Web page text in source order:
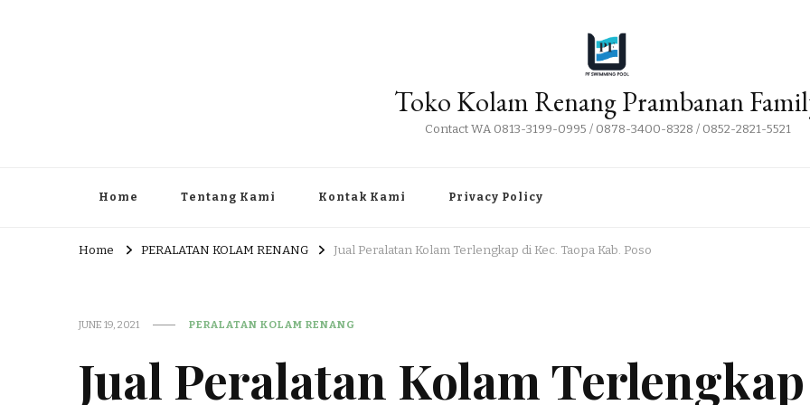
Toko Kolam Renang Prambanan
Contact WA 0813-3199-0995 / 0878-3400-8328 / 0852-2821-5521
Home Tentang Kami Kontak Kami Privacy Policy
Home PERALATAN KOLAM RENANG Jual Peralatan Kolam Terlengkap di Kec. Taopa Kab. Poso
JUNE 19, 2021 PERALATAN KOLAM RENANG
Jual Peralatan Kolam Terlengkap